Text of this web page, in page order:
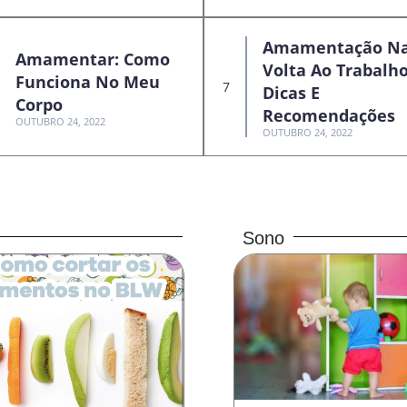
Amamentar: Como
Funciona No Meu
Corpo
OUTUBRO 24, 2022
Amamentação
Volta Ao
Dicas E
Recomendações
OUTUBRO 24, 2022
Sono